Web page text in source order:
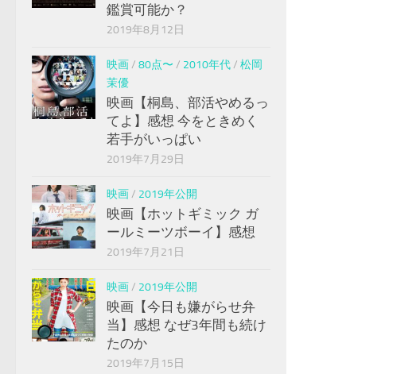
鑑賞可能か？
2019年8月12日
映画/ 80点〜 / 2010年代/ 松岡
茉優
映画【桐島、部活やめるっ
てよ】感想 今をときめく
若手がいっぱい
2019年7月29日
映画/ 2019年公開
映画【ホットギミック ガ
ールミーツボーイ】感想
2019年7月21日
映画/ 2019年公開
映画【今日も嫌がらせ弁
当】感想 なぜ3年間も続け
たのか
2019年7月15日